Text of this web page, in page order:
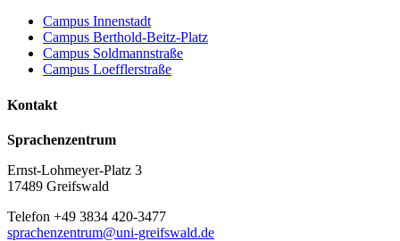
Campus Innenstadt
Campus Berthold-Beitz-Platz
Campus Soldmannstraße
Campus Loefflerstraße
Kontakt
Sprachenzentrum
Ernst-Lohmeyer-Platz 3
17489 Greifswald
Telefon +49 3834 420-3477
sprachenzentrum@uni-greifswald.de